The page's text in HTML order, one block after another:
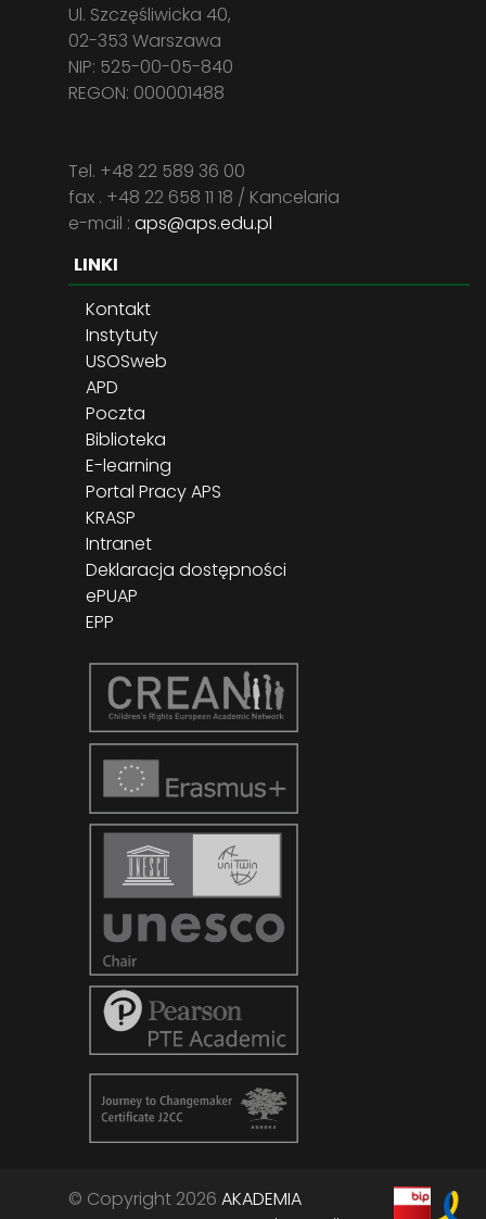
Ul. Szczęśliwicka 40,
02-353 Warszawa
NIP: 525-00-05-840
REGON: 000001488
Tel. +48 22 589 36 00
fax . +48 22 658 11 18 / Kancelaria
e-mail : aps@aps.edu.pl
LINKI
Kontakt
Instytuty
USOSweb
APD
Poczta
Biblioteka
E-learning
Portal Pracy APS
KRASP
Intranet
Deklaracja dostępności
ePUAP
EPP
© Copyright 2026 AKADEMIA